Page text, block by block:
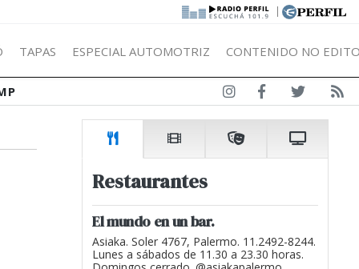
|
TAPAS ESPECIAL AUTOMOTRIZ CONTENIDO NO
Restaurantes
El mundo en un bar.
Asiaka. Soler 4767, Palermo. 11.2492-8244.
Lunes a sábados de 11.30 a 23.30 horas.